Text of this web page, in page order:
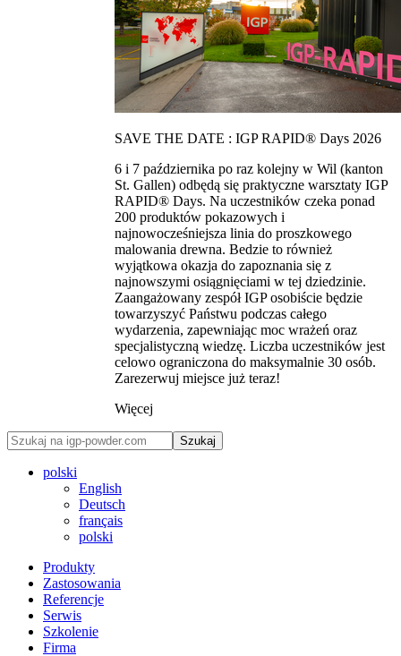
SAVE THE DATE : IGP RAPID® Days 2026
6 i 7 października po raz kolejny w Wil (kanton
St. Gallen) odbędą się praktyczne warsztaty IGP
RAPID® Days. Na uczestników czeka ponad
200 produktów pokazowych i
najnowocześniejsza linia do proszkowego
malowania drewna. Bedzie to również
wyjątkowa okazja do zapoznania się z
najnowszymi osiągnięciami w tej dziedzinie.
Zaangażowany zespół IGP osobiście będzie
towarzyszyć Państwu podczas całego
wydarzenia, zapewniając moc wrażeń oraz
specjalistyczną wiedzę. Liczba uczestników jest
celowo ograniczona do maksymalnie 30 osób.
Zarezerwuj miejsce już teraz!
Więcej
Szukaj
polski
English
Deutsch
français
polski
Produkty
Zastosowania
Referencje
Serwis
Szkolenie
Firma